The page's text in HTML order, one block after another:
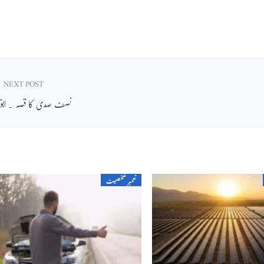
NEXT POST
نصف صدی کا قصہ ۔
تعمیر شخصیت